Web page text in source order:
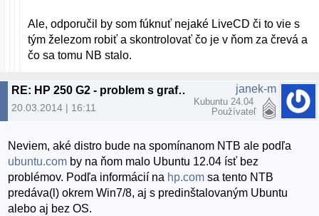
Ale, odporučil by som fúknuť nejaké LiveCD či to vie s
tým železom robiť a skontrolovať čo je v ňom za črevá a
čo sa tomu NB stalo.
RE: HP 250 G2 - problem s grafikou
20.03.2014 | 16:11
janek-m
Kubuntu 24.04
Používateľ
Neviem, aké distro bude na spomínanom NTB ale podľa
ubuntu.com by na ňom malo Ubuntu 12.04 ísť bez
problémov. Podľa informácií na hp.com sa tento NTB
predáva(l) okrem Win7/8, aj s predinštalovaným Ubuntu
alebo aj bez OS.